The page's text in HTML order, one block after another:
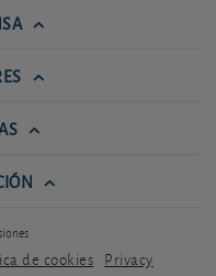
de cookies Privacy